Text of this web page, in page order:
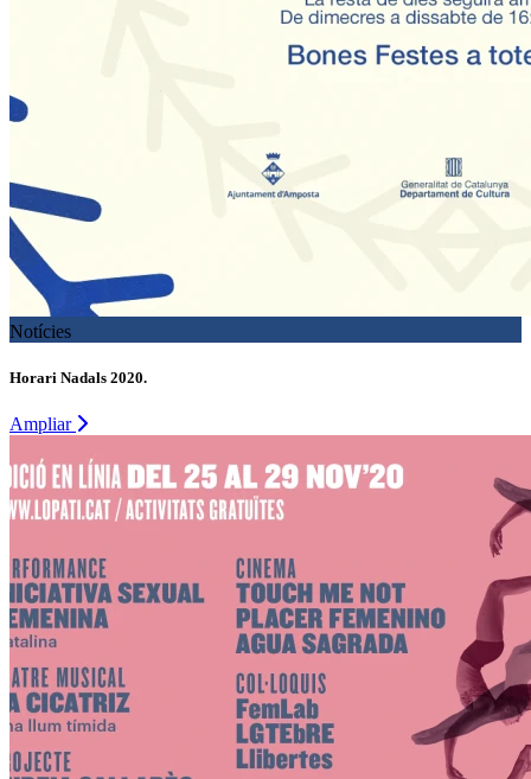
Notícies
Horari Nadals 2020.
Ampliar